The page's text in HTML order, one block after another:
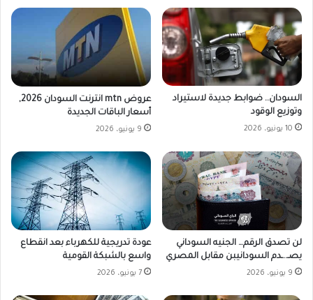
السودان.. ضوابط جديدة لاستيراد
وتوزيع الوقود
10 يونيو، 2026
عروض mtn انترنت السودان 2026,
أسعار الباقات الجديدة
9 يونيو، 2026
لن تصدق الرقم… الجنيه السوداني
يصـ..ـدم السودانيبن مقابل المصري
9 يونيو، 2026
عودة تدريجية للكهرباء بعد انقطاع
واسع بالشبكة القومية
7 يونيو، 2026